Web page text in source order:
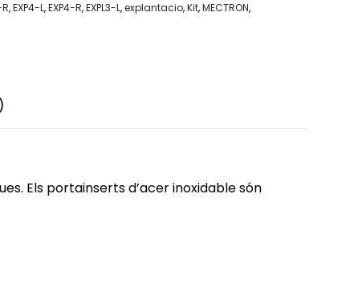
,EXP4-L,EXP4-R,EXPL3-L,explantacio,Kit,MECTRON,
Els portainserts d’acer inoxidable són